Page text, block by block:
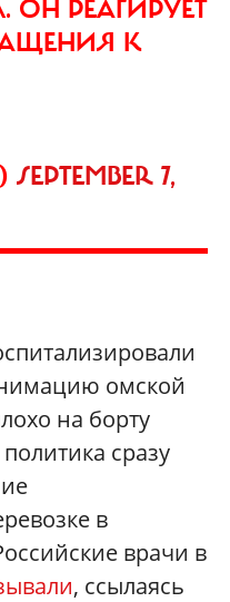
ОН РЕАГИРУЕТ
К
SEPTEMBER 7,
омской
на борту
сразу
в
врачи в
, ссылаясь